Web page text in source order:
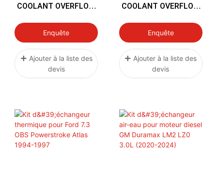
COOLANT OVERFLOW
Enquête
Ajouter à la liste des
devis
COOLANT OVERFLOW
Enquête
Ajouter à la liste des
devis